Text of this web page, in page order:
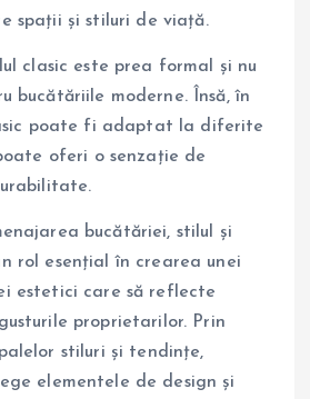
spații și stiluri de viață.
clasic este prea formal și nu
bucătăriile moderne. Însă, în
poate fi adaptat la diferite
oferi o senzație de
bucătăriei, stilul și
rol esențial în crearea unei
estetici care să reflecte
proprietarilor. Prin
stiluri și tendințe,
elementele de design și